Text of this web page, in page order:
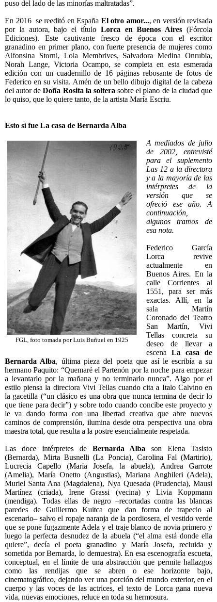
puso del lado de las minorías maltratadas”.
En 2016 se reeditó en España El otro amor..., en versión revisada
por la autora, bajo el título Lorca en Buenos Aires (Fórcola
Ediciones). Este cautivante fresco de época con el escritor
granadino en primer plano, con fuerte presencia de mujeres como
Alfonsina Storni, Lola Membrives, Salvadora Medina Onrubia,
Norah Lange, Victoria Ocampo, se completa en esta esmerada
edición con un cuadernillo de 16 páginas rebosante de fotos de
Federico en su visita. Amén de un bello dibujo digital de la cabeza
del autor deDoña Rosita la solterasobre el plano de la ciudad que
lo quiso, que lo quiere tanto, de la artista María Escriu.
Esto sí fue La casa de Bernarda Alba
FGL, foto tomada por Luis Buñuel en 1925
A mediados de julio
de 2002, entrevisté
para el suplemento
Las 12 a la directora
y a la mayoría de las
intérpretes de la
versión que se
ofreció ese año. A
continuación,
algunos tramos de
esa nota.
Federico García
Lorca revive
actualmente en
Buenos Aires. En la
calle Corrientes al
1551, para ser más
exactas. Allí, en la
sala Martín
Coronado del Teatro
San Martín, Vivi
Tellas concreta su
deseo de llevar a
escena La casa de
Bernarda Alba, última pieza del poeta que así le escribía a su
hermano Paquito: “Quemaré el Partenón por la noche para empezar
a levantarlo por la mañana y no terminarlo nunca”. Algo por el
estilo piensa la directora Vivi Tellas cuando cita a Italo Calvino en
la gacetilla (“un clásico es una obra que nunca termina de decir lo
que tiene para decir”) y sobre todo cuando concibe este proyecto y
le va dando forma con una libertad creativa que abre nuevos
caminos de comprensión, ilumina desde otra perspectiva una obra
maestra total, que resulta a la postre esencialmente respetada.
Las doce intérpretes de Bernarda Alba son Elena Tasisto
(Bernarda), Mirta Busnelli (La Poncia), Carolina Fal (Martirio),
Lucrecia Capello (María Josefa, la abuela), Andrea Garrote
(Amelia), María Onetto (Angustias), Mariana Anghileri (Adela),
Muriel Santa Ana (Magdalena), Nya Quesada (Prudencia), Mausi
Martínez (criada), Irene Grassi (vecina) y Livia Koppmann
(mendiga). Todas ellas de negro –recortadas contra las blancas
paredes de Guillermo Kuitca que dan forma de trapecio al
escenario– salvo el ropaje naranja de la pordiosera, el vestido verde
que se pone fugazmente Adela y el traje blanco de novia primero y
luego la perfecta desnudez de la abuela (“el alma está donde ella
quiere”, decía el poeta granadino y María Josefa, recluida y
sometida por Bernarda, lo demuestra). En esa escenografía escueta,
conceptual, en el límite de una abstracción que permite hallazgos
como las rendijas que se abren o ese horizonte bajo,
cinematográfico, dejando ver una porción del mundo exterior, en el
cuerpo y las voces de las actrices, el texto de Lorca gana nueva
vida, nuevas emociones, reluce en toda su hermosura.